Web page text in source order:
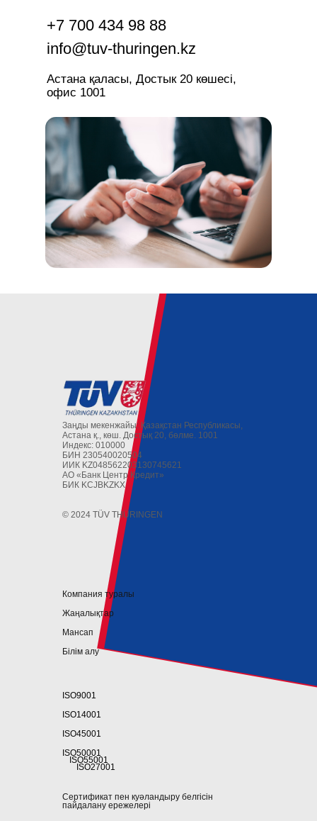
+7 700 434 98 88
info@tuv-thuringen.kz
Астана қаласы, Достык 20 көшесі,
офис 1001
Компания туралы
Жаңалықтар
Мансап
Білім алу
ISO9001
ISO14001
ISO45001
ISO50001
ISO55001
ISO27001
Сертификат пен куәландыру белгісін
пайдалану ережелері
Заңды мекенжайы: Қазақстан Республикасы,
Астана қ., көш. Достық 20, бөлме. 1001
Индекс: 010000
БИН 230540020504
ИИК KZ048562203130745621
АО «Банк Центр Кредит»
БИК KCJBKZKX
© 2024 TÜV THÜRINGEN